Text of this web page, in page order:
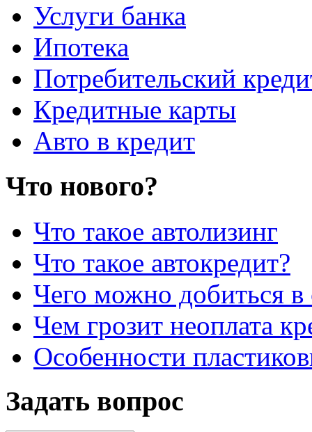
Услуги банка
Ипотека
Потребительский
Кредитные карты
Авто в кредит
Что нового?
Что такое автолизинг
Что такое автокредит?
Чего можно добиться в
Чем грозит неоплата
Особенности
Задать вопрос